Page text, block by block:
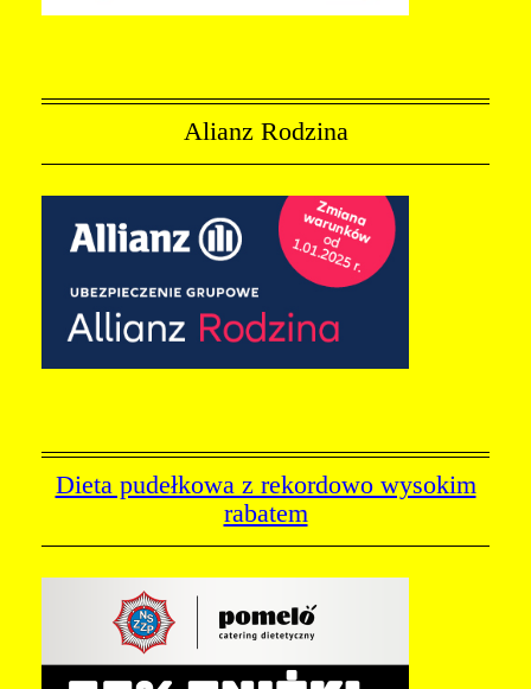
Alianz Rodzina
Dieta pudełkowa z rekordowo wysokim
rabatem